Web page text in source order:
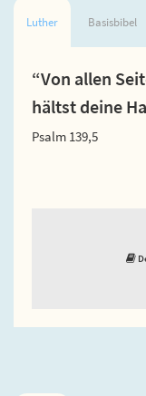
Luther Basisbibel
“Von allen
hältst deine
Psalm 139,5